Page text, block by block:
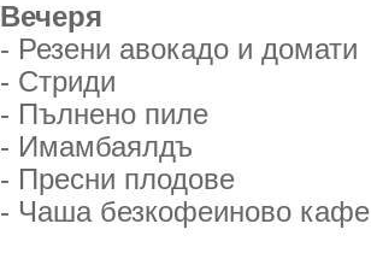
Вечеря
- Резени авокадо и домати
- Стриди
- Пълнено пиле
- Имамбаялдъ
- Пресни плодове
- Чаша безкофеиново кафе